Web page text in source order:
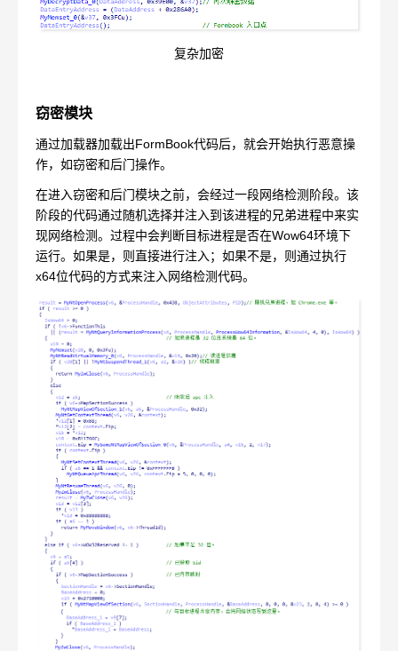
复杂加密
窃密模块
通过加载器加载出FormBook代码后，就会开始执行恶意操
作，如窃密和后门操作。
在进入窃密和后门模块之前，会经过一段网络检测阶段。该
阶段的代码通过随机选择并注入到该进程的兄弟进程中来实
现网络检测。过程中会判断目标进程是否在Wow64环境下
运行。如果是，则直接进行注入；如果不是，则通过执行
x64位代码的方式来注入网络检测代码。